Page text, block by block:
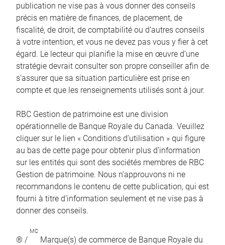
publication ne vise pas à vous donner des conseils
précis en matière de finances, de placement, de
fiscalité, de droit, de comptabilité ou d’autres conseils
à votre intention, et vous ne devez pas vous y fier à cet
égard. Le lecteur qui planifie la mise en œuvre d’une
stratégie devrait consulter son propre conseiller afin de
s’assurer que sa situation particulière est prise en
compte et que les renseignements utilisés sont à jour.
RBC Gestion de patrimoine est une division
opérationnelle de Banque Royale du Canada. Veuillez
cliquer sur le lien « Conditions d’utilisation » qui figure
au bas de cette page pour obtenir plus d’information
sur les entités qui sont des sociétés membres de RBC
Gestion de patrimoine. Nous n’approuvons ni ne
recommandons le contenu de cette publication, qui est
fourni à titre d’information seulement et ne vise pas à
donner des conseils.
® /
MC
Marque(s) de commerce de Banque Royale du